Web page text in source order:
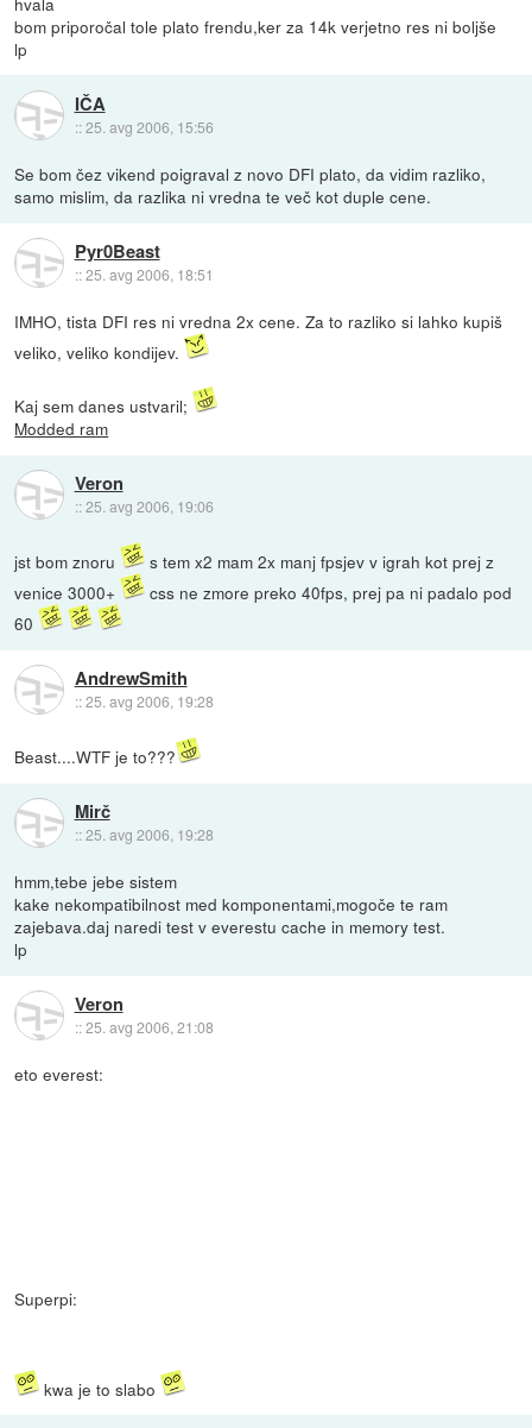
bom priporočal tole plato frendu,ker za 14k verjetno res ni boljše
lp
IČA
::25. avg 2006, 15:56
Se bom čez vikend poigraval z novo DFI plato, da vidim razliko,
samo mislim, da razlika ni vredna te več kot duple cene.
Pyr0Beast
::25. avg 2006, 18:51
IMHO, tista DFI res ni vredna 2x cene. Za to razliko si lahko kupiš
veliko, veliko kondijev.
Kaj sem danes ustvaril;
Modded ram
Veron
::25. avg 2006, 19:06
jst bom znoru
s tem x2 mam 2x manj fpsjev v igrah kot prej z
venice 3000+
css ne zmore preko 40fps, prej pa ni padalo pod
60
AndrewSmith
::25. avg 2006, 19:28
Beast....WTF je to???
Mirč
::25. avg 2006, 19:28
hmm,tebe jebe sistem
kake nekompatibilnost med komponentami,mogoče te ram
zajebava.daj naredi test v everestu cache in memory test.
lp
Veron
::25. avg 2006, 21:08
eto everest:
Superpi:
kwa je to slabo